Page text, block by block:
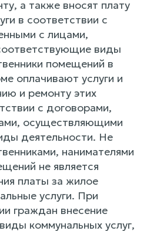
а также вносят плату
в соответствии с
с лицами,
виды
помещений в
оплачивают услуги и
и ремонту этих
с договорами,
осуществляющими
деятельности. Не
нанимателями
не является
платы за жилое
услуги. При
граждан внесение
коммунальных услуг,